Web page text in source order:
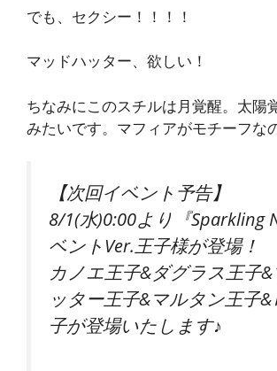
でも、セクシー！！！！
マッドハッター、欲しい！
ちなみにこのスチルは月覚醒。太陽
みたいです。マフィアがモチーフな
【次回イベント予告】
8/1(水)0:00より『Sparkling
ベントVer.王子様が登場！
カノエ王子&ダグラス王子
ッター王子&マルタン王子
子が登場いたします♪